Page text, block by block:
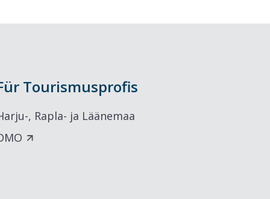
Tourismusprofis
, Rapla- ja Läänemaa